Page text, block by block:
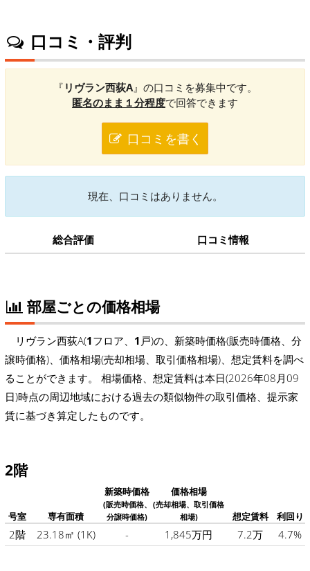
口コミ・評判
『 リヴラン西荻A』の口コミを募集中です。
匿名のまま１分程度で回答できます
口コミを書く
現在、口コミはありません。
総合評価 口コミ情報
部屋ごとの価格相場
リヴラン西荻A(1フロア、 1 戸)の、新築時価格(販売時価格、分
譲時価格)、価格相場(売却相場、取引価格相場)、想定賃料を調べ
ることができます。 相場価格、想定賃料は本日(2026年08月09
日)時点の周辺地域における過去の類似物件の取引価格、提示家
賃に基づき算定したものです。
2階
号室 専有面積
新築時価格
(販売時価格、
分譲時価格)
価格相場
(売却相場、取引価格
相場)
想定賃料 利回り
2階 23.18㎡ (1K) - 1,845万円 7.2万 4.7%